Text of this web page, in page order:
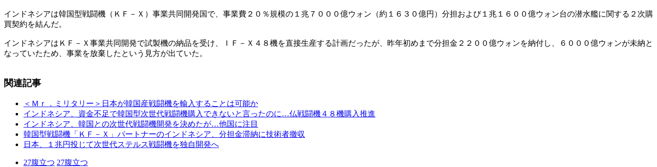
インドネシアは韓国型戦闘機（ＫＦ－Ｘ）事業共同開発国で、事業費２０％規模の１兆７０００億ウォン（約１６３０億円）分担および１兆１６００億ウォン台の潜水艦に関する２次購
買契約を結んだ。
インドネシアはＫＦ－Ｘ事業共同開発で試製機の納品を受け、ＩＦ－Ｘ４８機を直接生産する計画だったが、昨年初めまで分担金２２００億ウォンを納付し、６０００億ウォンが未納と
なっていたため、事業を放棄したという見方が出ていた。
関連記事
＜Ｍｒ．ミリタリー＞日本が韓国産戦闘機を輸入することは可能か
インドネシア、資金不足で韓国型次世代戦闘機購入できないと言ったのに…仏戦闘機４８機購入推進
インドネシア、韓国との次世代戦闘機開発を決めたが…他国に注目
韓国型戦闘機「ＫＦ－Ｘ」パートナーのインドネシア、分担金滞納に技術者撤収
日本、１兆円投じて次世代ステルス戦闘機を独自開発へ
27腹立つ 27腹立つ